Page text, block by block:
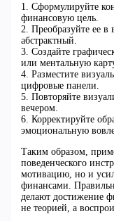
1. Сформулируйте
финансовую цель.
2. Преобразуйте ее
абстрактный.
3. Создайте
или ментальную
4. Разместите
цифровые панели.
5. Повторяйте
вечером.
6. Корректируйте
эмоциональную
Таким образом,
поведенческого
мотивацию, но и
финансами.
делают достижение
не теорией, а